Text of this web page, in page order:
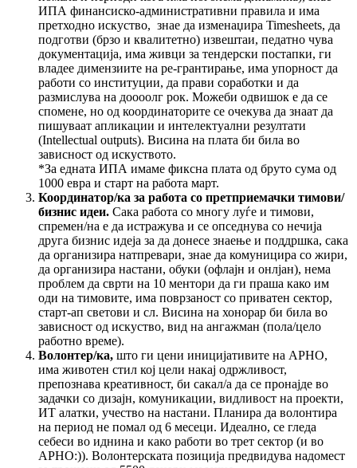
ИПА финансиско-административни правила и има
претходно искуство, знае да изменаџира Timesheets, да
подготви (брзо и квалитетно) извештаи, педатно чува
документација, има живци за тендерски постапки, ги
владее димензиите на ре-грантирање, има упорност да
работи со институции, да прави соработки и да
размислува на доооолг рок. Можеби одвишок е да се
спомене, но од координаторите се очекува да знаат да
пишуваат апликации и интелектуални резултати
(Intellectual outputs). Висина на плата би била во
зависност од искуството.
*За едната ИПА имаме фиксна плата од бруто сума од
1000 евра и старт на работа март.
Координатор/ка за работа со претприемачки тимови/
бизнис идеи. Сака работа со многу луѓе и тимови,
спремен/на е да истражува и се опседнува со нечија
друга бизнис идеја за да донесе знаење и поддршка, сака
да организира натпревари, знае да комуницира со жири,
да организира настани, обуки (офлајн и онлјан), нема
проблем да сврти на 10 ментори да ги праша како им
оди на тимовите, има поврзаност со приватен сектор,
старт-ап светови и сл. Висина на хонорар би била во
зависност од искуство, вид на ангажман (пола/цело
работно време).
Волонтер/ка, што ги цени иницијативите на АРНО,
има животен стил кој цели накај одржливост,
препознава креативност, би сакал/а да се пронајде во
задачки со дизајн, комуникации, видливост на проекти,
ИТ алатки, учество на настани. Планира да волонтира
на период не помал од 6 месеци. Идеално, се гледа
себеси во иднина и како работи во трет сектор (и во
АРНО:)). Волонтерската позиција предвидува надомест